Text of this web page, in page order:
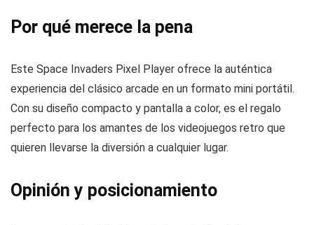
Por qué merece la pena
Este Space Invaders Pixel Player ofrece la auténtica
experiencia del clásico arcade en un formato mini portátil.
Con su diseño compacto y pantalla a color, es el regalo
perfecto para los amantes de los videojuegos retro que
quieren llevarse la diversión a cualquier lugar.
Opinión y posicionamiento